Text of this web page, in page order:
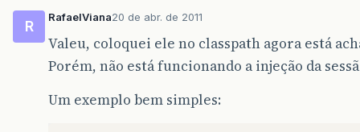
R
RafaelViana20 de abr. de 2011
Valeu, coloquei ele no classpath agora está
Porém, não está funcionando a injeção da
Um exemplo bem simples: